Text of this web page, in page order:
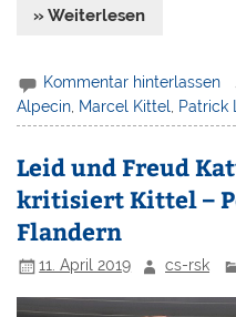
» Weiterlesen
Kommentar hinterlassen
Alpecin Marcel Kittel Patrick
Leid und Freud
kritisiert Kittel –
Flandern
11. April 2019 cs-rsk